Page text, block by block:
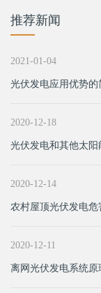
推荐新闻
2021-01-04
光伏发电应用优势的
2020-12-18
光伏发电和其他太阳
2020-12-14
农村屋顶光伏发电危
2020-12-11
离网光伏发电系统原